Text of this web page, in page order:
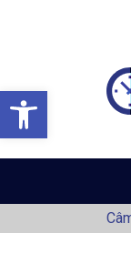
Barra de